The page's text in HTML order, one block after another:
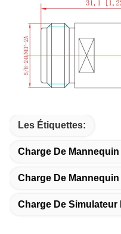
Les Étiquettes:
Charge De Mannequin
Charge De
Charge De